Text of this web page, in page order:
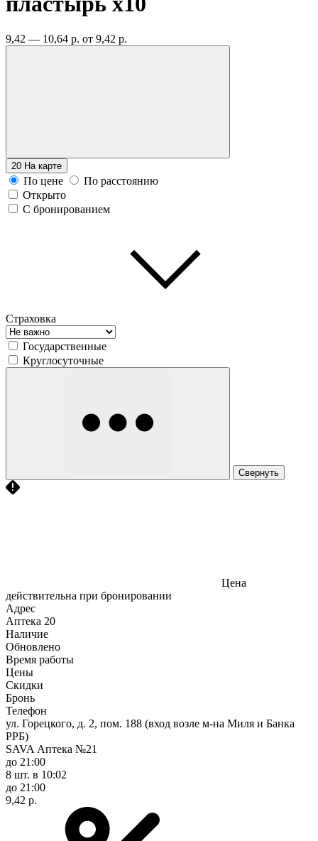
9,42 — 10,64 р. от 9,42 р.
20 На карте
По цене
По расстоянию
Открыто
С бронированием
Страховка
Государственные
Круглосуточные
Свернуть
Цена
действительна при бронировании
Адрес
Аптека 20
Наличие
Обновлено
Время работы
Цены
Скидки
Бронь
Телефон
ул. Горецкого, д. 2, пом. 188 (вход возле м-на Миля и Банка
РРБ)
SAVA Аптека №21
до 21:00
8 шт. в 10:02
до 21:00
9,42 р.